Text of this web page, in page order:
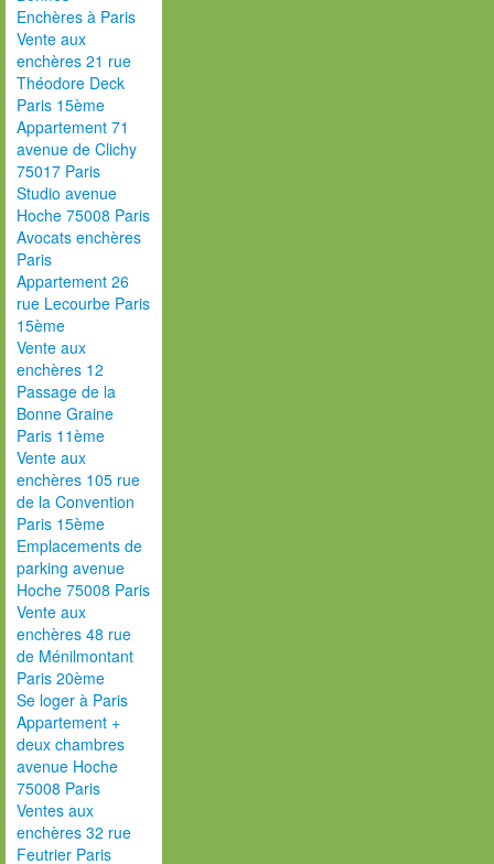
Enchères à Paris
Vente aux
enchères 21 rue
Théodore Deck
Paris 15ème
Appartement 71
avenue de Clichy
75017 Paris
Studio avenue
Hoche 75008 Paris
Avocats enchères
Paris
Appartement 26
rue Lecourbe Paris
15ème
Vente aux
enchères 12
Passage de la
Bonne Graine
Paris 11ème
Vente aux
enchères 105 rue
de la Convention
Paris 15ème
Emplacements de
parking avenue
Hoche 75008 Paris
Vente aux
enchères 48 rue
de Ménilmontant
Paris 20ème
Se loger à Paris
Appartement +
deux chambres
avenue Hoche
75008 Paris
Ventes aux
enchères 32 rue
Feutrier Paris